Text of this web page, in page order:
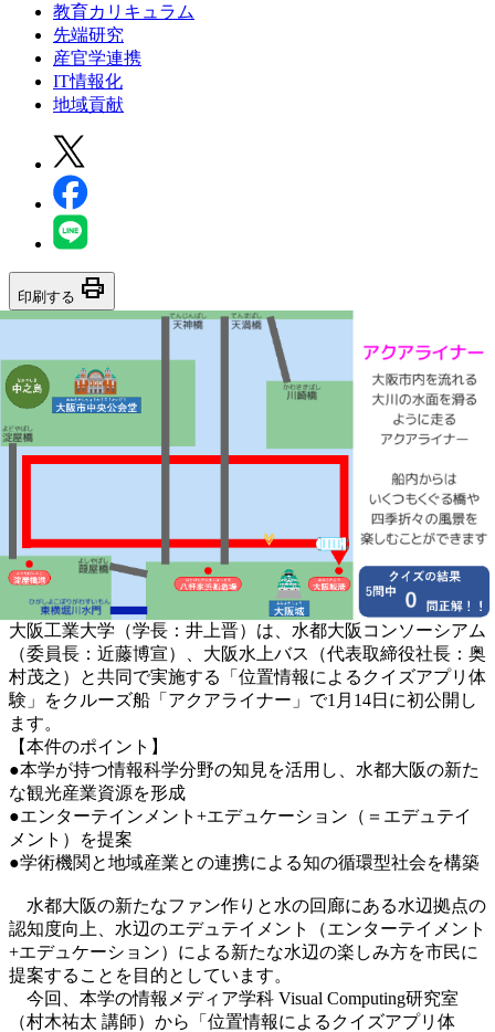
教育カリキュラム
先端研究
産官学連携
IT情報化
地域貢献
印刷する print
大阪工業大学（学長：井上晋）は、水都大阪コンソーシアム
（委員長：近藤博宣）、大阪水上バス（代表取締役社長：奥
村茂之）と共同で実施する「位置情報によるクイズアプリ体
験」をクルーズ船「アクアライナー」で1月14日に初公開し
ます。
【本件のポイント】
●本学が持つ情報科学分野の知見を活用し、水都大阪の新た
な観光産業資源を形成
●エンターテインメント+エデュケーション（＝エデュテイ
メント）を提案
●学術機関と地域産業との連携による知の循環型社会を構築
水都大阪の新たなファン作りと水の回廊にある水辺拠点の
認知度向上、水辺のエデュテイメント（エンターテイメント
+エデュケーション）による新たな水辺の楽しみ方を市民に
提案することを目的としています。
今回、本学の情報メディア学科 Visual Computing研究室
（村木祐太 講師）から「位置情報によるクイズアプリ体